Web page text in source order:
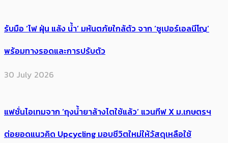
รับมือ ‘ไฟ ฝุ่น แล้ง น้ำ’ มหันตภัยใกล้ตัว จาก ‘ซูเปอร์เอลนีโญ’
พร้อมทางรอดและการปรับตัว
30 July 2026
แฟชั่นไอเทมจาก ‘ถุงน้ำยาล้างไตใช้แล้ว’ แวนทีฟ X ม.เกษตรฯ
ต่อยอดแนวคิด Upcycling มอบชีวิตใหม่ให้วัสดุเหลือใช้